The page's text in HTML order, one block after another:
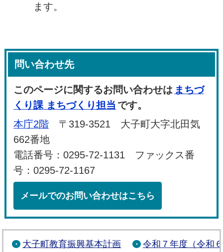
ます。
問い合わせ先
このページに関するお問い合わせは まちづ
くり課 まちづくり担当 です。
本庁2階 〒319-3521 大子町大字北田気
662番地
電話番号：0295-72-1131 ファックス番
号：0295-72-1167
メールでのお問い合わせはこちら
大子町教育振興基本計画 令和７年度（令和